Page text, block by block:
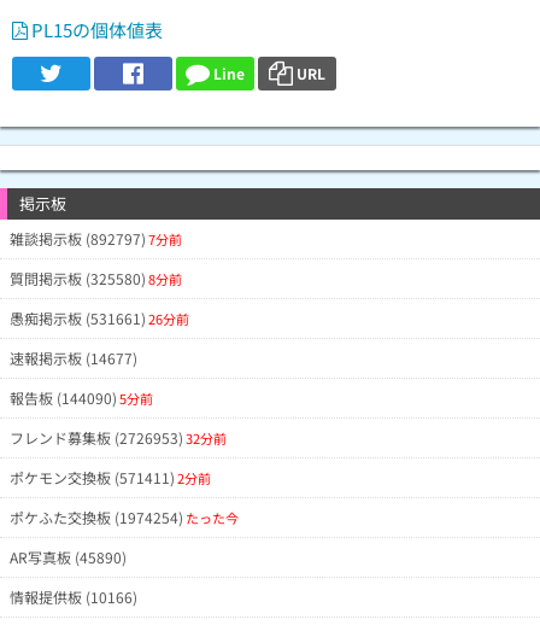
PL15の個体値表
Line URL
掲示板
雑談掲示板 (892797)7分前
質問掲示板 (325580)8分前
愚痴掲示板 (531661)26分前
速報掲示板 (14677)
報告板 (144090)5分前
フレンド募集板 (2726953)32分前
ポケモン交換板 (571411)2分前
ポケふた交換板 (1974254) たった今
AR写真板 (45890)
情報提供板 (10166)